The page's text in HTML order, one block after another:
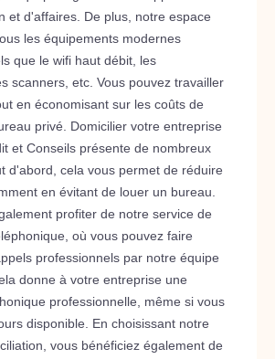
et d'affaires. De plus, notre espace
les équipements modernes
que le wifi haut débit, les
scanners, etc. Vous pouvez travailler
en économisant sur les coûts de
privé. Domicilier votre entreprise
et Conseils présente de nombreux
d'abord, cela vous permet de réduire
en évitant de louer un bureau.
profiter de notre service de
où vous pouvez faire
professionnels par notre équipe
donne à votre entreprise une
professionnelle, même si vous
disponible. En choisissant notre
vous bénéficiez également de